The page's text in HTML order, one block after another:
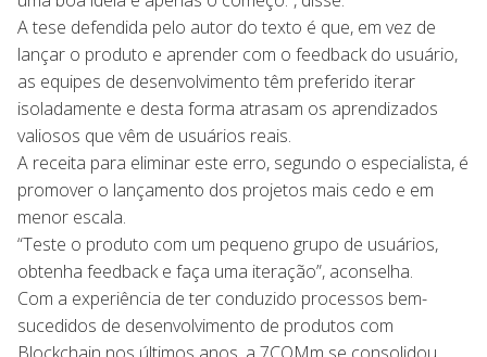
A tese defendida pelo autor do texto é que, em vez de
lançar o produto e aprender com o feedback do usuário,
as equipes de desenvolvimento têm preferido iterar
isoladamente e desta forma atrasam os aprendizados
valiosos que vêm de usuários reais.
A receita para eliminar este erro, segundo o especialista, é
promover o lançamento dos projetos mais cedo e em
menor escala.
“Teste o produto com um pequeno grupo de usuários,
obtenha feedback e faça uma iteração”, aconselha.
Com a experiência de ter conduzido processos bem-
sucedidos de desenvolvimento de produtos com